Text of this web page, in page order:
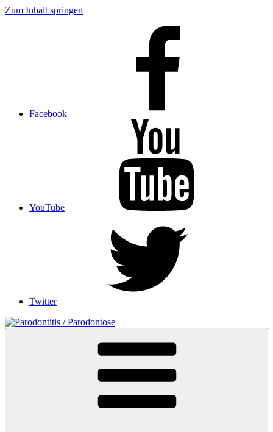
Zum Inhalt springen
Facebook
YouTube
Twitter